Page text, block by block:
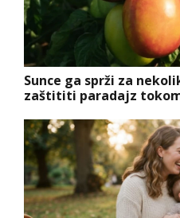
Sunce ga sprži za
zaštititi paradajz